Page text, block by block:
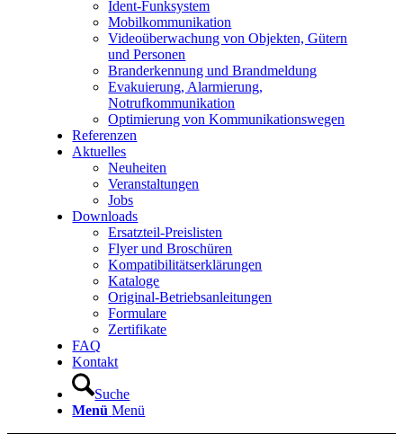
Ident-Funksystem
Mobilkommunikation
Videoüberwachung von Objekten, Gütern
und Personen
Branderkennung und Brandmeldung
Evakuierung, Alarmierung,
Notrufkommunikation
Optimierung von Kommunikationswegen
Referenzen
Aktuelles
Neuheiten
Veranstaltungen
Jobs
Downloads
Ersatzteil-Preislisten
Flyer und Broschüren
Kompatibilitätserklärungen
Kataloge
Original-Betriebsanleitungen
Formulare
Zertifikate
FAQ
Kontakt
Suche
Menü Menü